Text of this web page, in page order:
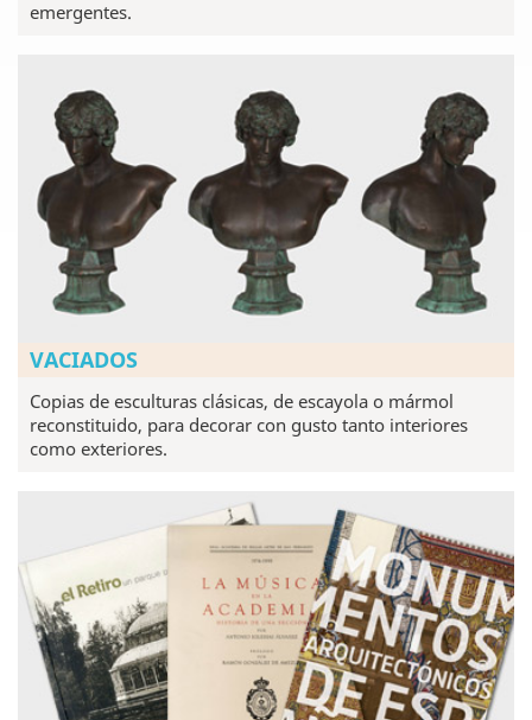
emergentes.
VACIADOS
Copias de esculturas clásicas, de escayola o mármol
reconstituido, para decorar con gusto tanto interiores
como exteriores.